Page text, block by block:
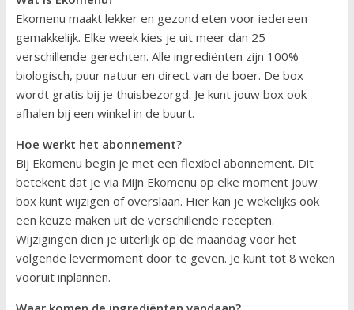
Ekomenu maakt lekker en gezond eten voor iedereen
gemakkelijk. Elke week kies je uit meer dan 25
verschillende gerechten. Alle ingrediënten zijn 100%
biologisch, puur natuur en direct van de boer. De box
wordt gratis bij je thuisbezorgd. Je kunt jouw box ook
afhalen bij een winkel in de buurt.
Hoe werkt het abonnement?
Bij Ekomenu begin je met een flexibel abonnement. Dit
betekent dat je via Mijn Ekomenu op elke moment jouw
box kunt wijzigen of overslaan. Hier kan je wekelijks ook
een keuze maken uit de verschillende recepten.
Wijzigingen dien je uiterlijk op de maandag voor het
volgende levermoment door te geven. Je kunt tot 8 weken
vooruit inplannen.